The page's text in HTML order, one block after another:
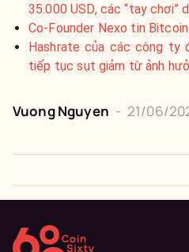
35.000 USD, các “tay
Co-Founder Nexo tin
Hashrate của các công ty
tiếp tục sụt giảm từ ảnh
Vuong Nguyen - 21/06/